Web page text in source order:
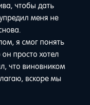
чтобы дать
меня не
я смог понять
просто хотел
что виновником
вскоре мы